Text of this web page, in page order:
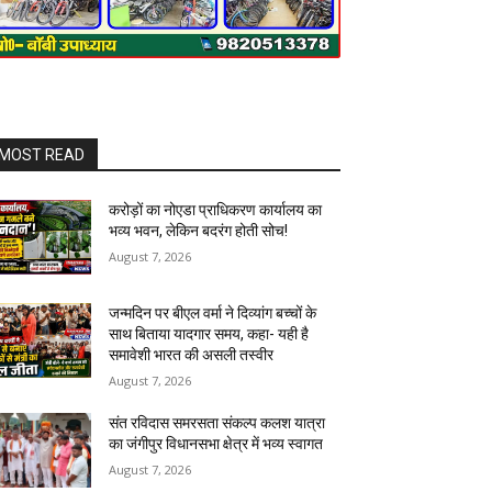
READ
करोड़ों का नोएडा प्राधिकरण कार्यालय का
भव्य भवन, लेकिन बदरंग होती सोच!
August 7, 2026
जन्मदिन पर बीएल वर्मा ने दिव्यांग बच्चों के
साथ बिताया यादगार समय, कहा- यही है
समावेशी भारत की असली तस्वीर
August 7, 2026
संत रविदास समरसता संकल्प कलश यात्रा
का जंगीपुर विधानसभा क्षेत्र में भव्य स्वागत
August 7, 2026